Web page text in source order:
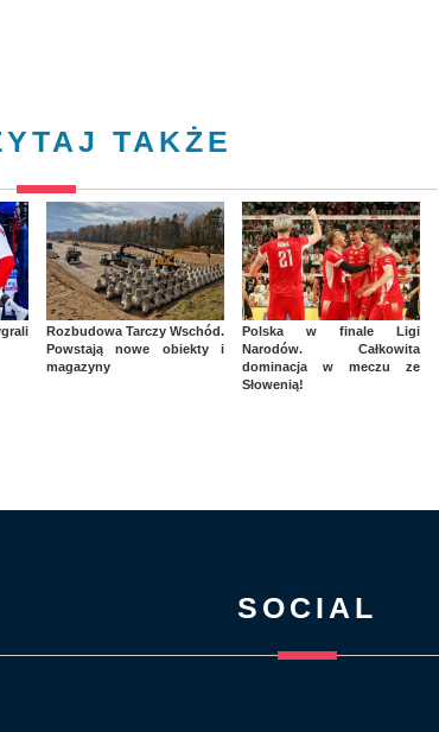
TAKŻE
Rozbudowa Tarczy Wschód.
Powstają nowe obiekty i
magazyny
Polska w finale Ligi
Narodów. Całkowita
dominacja w meczu ze
Słowenią!
SOCIAL